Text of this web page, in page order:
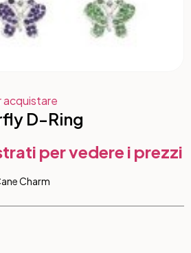
acquistare
D-Ring
per vedere i prezzi
Charm